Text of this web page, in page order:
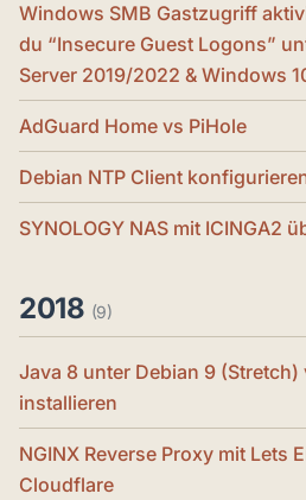
Windows SMB Gastzugriff
du “Insecure Guest Logons”
Server 2019/2022 & Windows
AdGuard Home vs PiHole
Debian NTP Client
SYNOLOGY NAS mit ICINGA2
2018 (9)
Java 8 unter Debian 9 (Stretch)
installieren
NGINX Reverse Proxy mit Lets
Cloudflare